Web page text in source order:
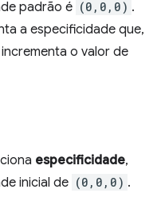
padrão é (0,0,0) .
a especificidade que,
o valor de
especificidade,
inicial de (0,0,0) .